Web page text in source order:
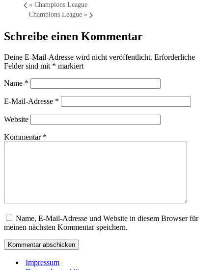
« Champions League
Champions League »
Schreibe einen Kommentar
Deine E-Mail-Adresse wird nicht veröffentlicht. Erforderliche
Felder sind mit * markiert
Name *
E-Mail-Adresse *
Website
Kommentar *
Name, E-Mail-Adresse und Website in diesem Browser für
meinen nächsten Kommentar speichern.
Impressum